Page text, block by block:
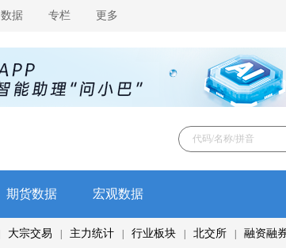
数据 专栏 更多
期货数据 宏观数据
大宗交易 主力统计 行业板块 北交所 融资融